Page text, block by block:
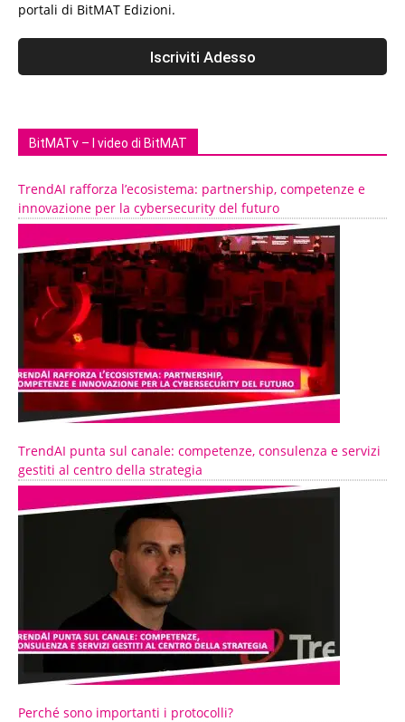
portali di BitMAT Edizioni.
BitMATv – I video di BitMAT
TrendAI rafforza l’ecosistema: partnership, competenze e
innovazione per la cybersecurity del futuro
TrendAI punta sul canale: competenze, consulenza e servizi
gestiti al centro della strategia
Perché sono importanti i protocolli?